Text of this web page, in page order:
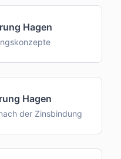
Hagen
Hagen
der Zinsbindung